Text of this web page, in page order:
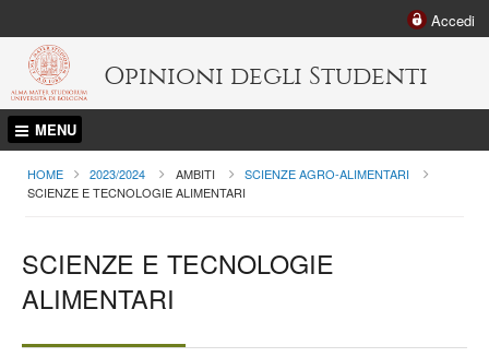
Accedi
Opinioni degli Studenti
MENU
HOME 2023/2024 AMBITI
SCIENZE AGRO-ALIMENTARI
CURRENT:
SCIENZE E TECNOLOGIE ALIMENTARI
SCIENZE E TECNOLOGIE
ALIMENTARI